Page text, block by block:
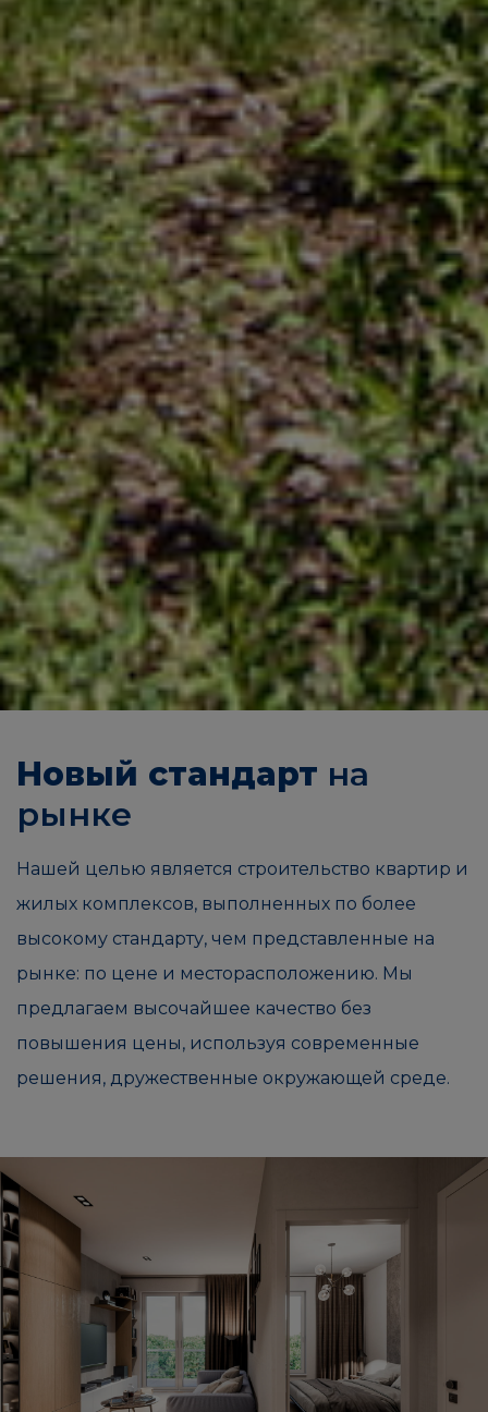
Новый стандарт на
рынке
Нашей целью является строительство квартир и
жилых комплексов, выполненных по более
высокому стандарту, чем представленные на
рынке: по цене и месторасположению. Мы
предлагаем высочайшее качество без
повышения цены, используя современные
решения, дружественные окружающей среде.